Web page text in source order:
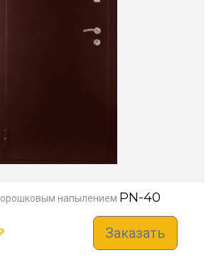
напылением PN-40
Заказать